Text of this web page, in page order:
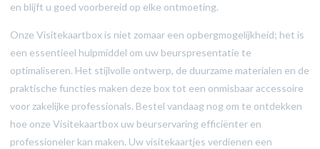
en blijft u goed voorbereid op elke ontmoeting.
Onze Visitekaartbox is niet zomaar een opbergmogelijkheid; het is
een essentieel hulpmiddel om uw beurspresentatie te
optimaliseren. Het stijlvolle ontwerp, de duurzame materialen en de
praktische functies maken deze box tot een onmisbaar accessoire
voor zakelijke professionals. Bestel vandaag nog om te ontdekken
hoe onze Visitekaartbox uw beurservaring efficiënter en
professioneler kan maken. Uw visitekaartjes verdienen een